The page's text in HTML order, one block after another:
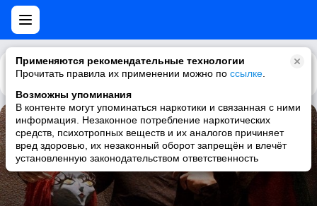
Применяются рекомендательные технологии
Прочитать правила их применении можно по ссылке
Возможны упоминания
В контенте могут упоминаться наркотики и связанная с ними
информация. Незаконное потребление наркотических
средств, психотропных веществ и их аналогов причиняет
вред здоровью, их незаконный оборот запрещён и влечёт
установленную законодательством ответственность
Каталог Рекомендации
What Is That Think
Dirty Granny Tales